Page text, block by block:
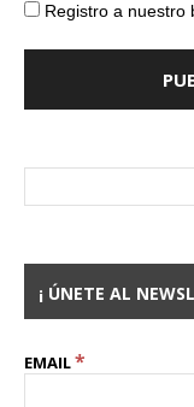
Registro a nuestro
¡ ÚNETE AL
EMAIL*